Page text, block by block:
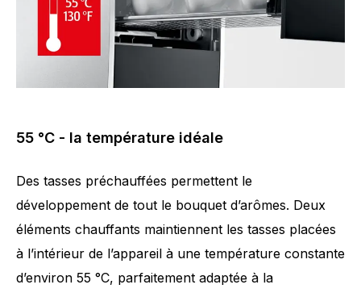
55 °C - la température idéale
Des tasses préchauffées permettent le
développement de tout le bouquet d’arômes. Deux
éléments chauffants maintiennent les tasses placées
à l’intérieur de l’appareil à une température constante
d’environ 55 °C, parfaitement adaptée à la